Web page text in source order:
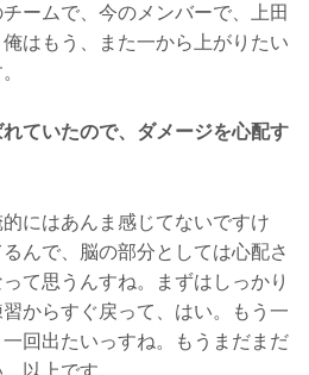
ームで、今のメンバーで、上田
はもう、また一から上がりたい
ていたので、ダメージを心配す
にはあんま感じてないですけ
んで、脳の部分としては心配さ
て思うんすね。まずはしっかり
からすぐ戻って、はい。もう一
回出たいっすね。もうまだまだ
以上です。